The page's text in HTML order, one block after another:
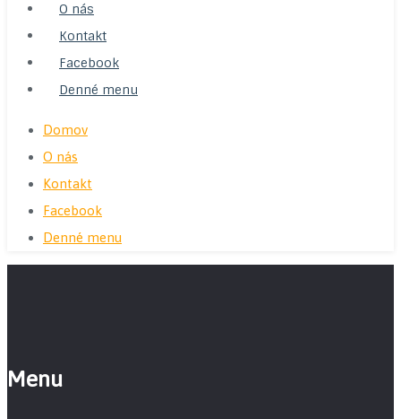
O nás
Kontakt
Facebook
Denné menu
Domov
O nás
Kontakt
Facebook
Denné menu
Menu